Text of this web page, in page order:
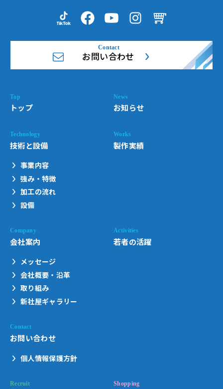
お問い合わせ
トップ お知らせ
技術と設備
事業内容
強み・特徴
加工の流れ
設備
製作実績
会社案内
メッセージ
会社概要・沿革
取り組み
新社屋ギャラリー
若者の活躍
お問い合わせ
個人情報保護方針